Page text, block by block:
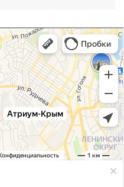
в Севастополе